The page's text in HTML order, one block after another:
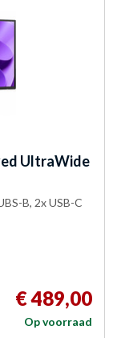
UltraWide
B, 2x USB-C
€ 489,00
Op voorraad